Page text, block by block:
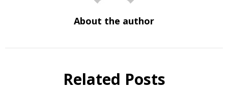
About the author
Related Posts